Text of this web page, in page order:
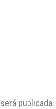
publicada.